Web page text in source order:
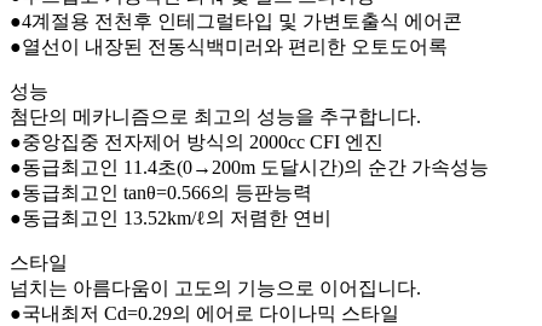
●4계절용 전천후 인테그럴타입 및 가변토출식 에어콘
●열선이 내장된 전동식백미러와 편리한 오토도어록
성능
첨단의 메카니즘으로 최고의 성능을 추구합니다.
●중앙집중 전자제어 방식의 2000cc CFI 엔진
●동급최고인 11.4초(0→200m 도달시간)의 순간 가속성능
●동급최고인 tanθ=0.566의 등판능력
●동급최고인 13.52km/ℓ의 저렴한 연비
스타일
넘치는 아름다움이 고도의 기능으로 이어집니다.
●국내최저 Cd=0.29의 에어로 다이나믹 스타일